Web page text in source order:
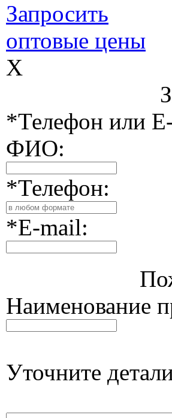
Запросить
оптовые цены
X
*Телефон или
ФИО:
*Телефон:
*E-mail:
Наименование
Уточните